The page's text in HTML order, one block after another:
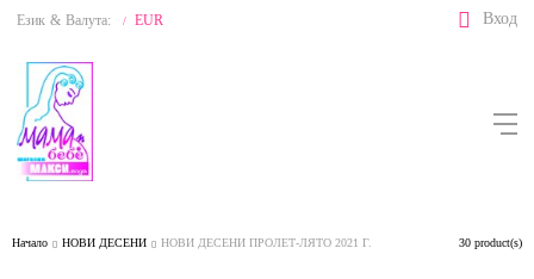
Език & Валута: / EUR Вход
Начало НОВИ ДЕСЕНИ НОВИ ДЕСЕНИ ПРОЛЕТ-ЛЯТО 2021 Г. 30 product(s)